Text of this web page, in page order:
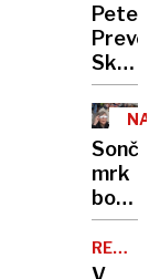
Peter
Prevc:
policaji
niso
dela
mrk
bodo
ovirali
oblaki
PET